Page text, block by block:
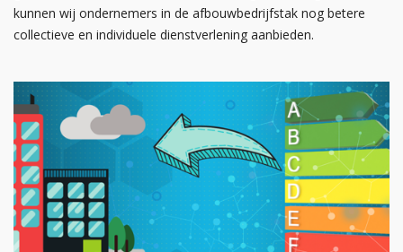
kunnen wij ondernemers in de afbouwbedrijfstak nog betere
collectieve en individuele dienstverlening aanbieden.